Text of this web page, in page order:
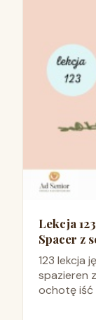
Lekcja
Spacer z
123 lekcja
spazieren
ochotę iść